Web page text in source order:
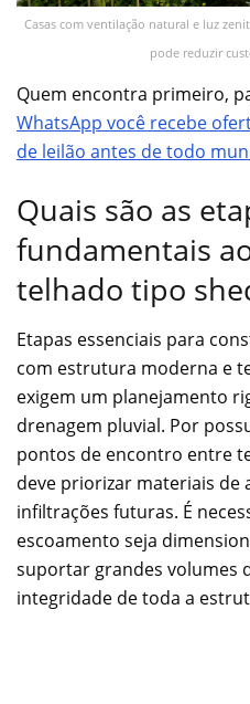
Casas com ventilação natural e luz
pode reduzir
Quem encontra primeiro,
WhatsApp você recebe
de leilão antes de todo
Quais são as
fundamentais
telhado tipo
Etapas essenciais para
com estrutura moderna e
exigem um planejamento
drenagem pluvial. Por
pontos de encontro entre
deve priorizar materiais de
infiltrações futuras. É
escoamento seja
suportar grandes volumes
integridade de toda a